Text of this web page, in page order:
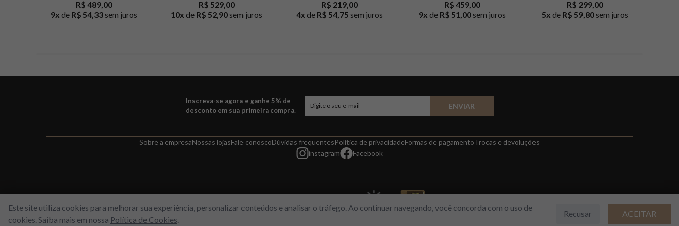
R$ 489,00
9x de R$ 54,33sem juros
R$ 529,00
10x de R$ 52,90sem juros
R$ 219,00
4x de R$ 54,75 sem juros
R$ 459,00
9x de R$ 51,00sem juros
R$ 299,00
5x de R$ 59,80sem juros
Este site utiliza cookies para melhorar sua experiência, personalizar conteúdos e analisar o tráfego. Ao continuar navegando, você concorda com o uso de
cookies. Saiba mais em nossa Política de Cookies.
Recusar ACEITAR
Inscreva-se agora e ganhe 5% de
desconto em sua primeira compra.
ENVIAR
Sobre a empresaNossas lojasFale conoscoDúvidas frequentesPolítica de privacidadeFormas de pagamentoTrocas e devoluções
instagram
Facebook
WORLD FREE - Max Comercio de Perfumes LTDA | Estrada do Gabinal, 313 – Loja 112/113 – Freguesia/RJ | CNPJ 14964149/001-03